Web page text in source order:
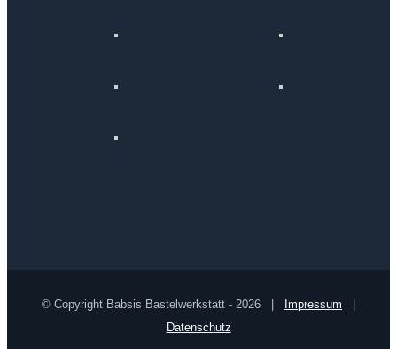
© Copyright Babsis Bastelwerkstatt - 2026 | Impressum
Datenschutz